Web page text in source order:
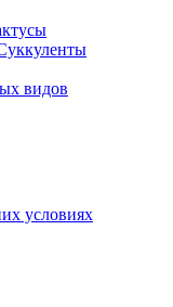
видов
условиях